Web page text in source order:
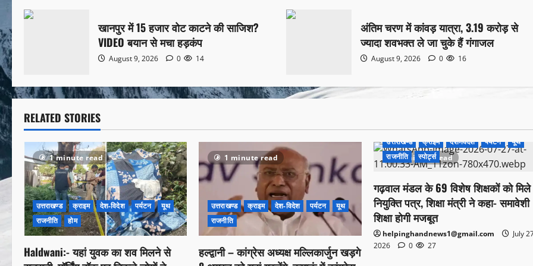
खानपुर में 15 हजार वोट काटने की साजिश?
VIDEO बयान से मचा हड़कंप
August 9, 2026 0 14
अंतिम चरण में कांवड़ यात्रा, 3.19 करोड़ से
ज्यादा शवभक्त ले जा चुके हैं गंगाजल
August 9, 2026 0 16
RELATED STORIES
1 minute read
उत्तराखण्ड क्राइम देश-विदेश पर्यटन
यूथ
राजनीति
होम
Haldwani:- यहां युवक का शव मिलने से
1 minute read
उत्तराखण्ड क्राइम देश-विदेश पर्यटन
यूथ
राजनीति
हल्द्वानी – कांग्रेस अध्यक्ष मल्लिकार्जुन खड़गे
1 minute read
उत्तराखण्ड क्राइम देश-विदेश पर्यटन
यूथ
राजनीति
स्पोर्ट्स
गढ़वाल मंडल के 69 विशेष शिक्षकों को मिले
नियुक्ति पत्र, शिक्षा मंत्री ने कहा- समावेशी
शिक्षा होगी मजबूत
helpinghandnews1@gmail.com
July
2026
0 27